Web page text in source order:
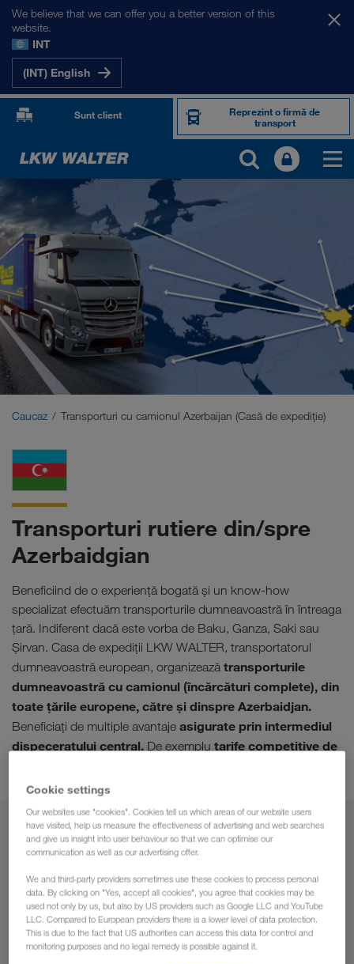
We believe that we can offer you a better version of this
website.
INT
(INT) English
Sunt client
Reprezint o firmă de
transport
PIEȚELE NOASTRE
Europa
Asia Centrală
Rusia
Orientul Mijlociu
Caucaz Transporturi cu camionul Azerbaijan (Casă de expediţie)
Transporturi rutiere din/spre
Azerbaidgian
Beneficiind de o experiență bogată și un know-how
specializat efectuăm transporturile dumneavoastră în întreaga
țară. Indiferent dacă este vorba de Baku, Ganza, Saki sau
Şirvan. Casa de expediţii LKW WALTER, transportatorul
dumneavoastră european, organizează transporturile
dumneavoastră cu camionul (încărcături complete), din
toate ţările europene, către şi dinspre Azerbaidjan.
Beneficiați de multiple avantaje asigurate prin intermediul
dispeceratului central. De exemplu tarife competitive de
Din
Spre
Cookie settings
Our websites use "cookies". Cookies tell us which areas of our website users
have visited, help us measure the effectiveness of advertising and web searches
and give us insight into user behaviour so that we can optimise our
communication as well as our advertising offer.
We and third-party providers sometimes use these cookies to process personal
data. By clicking on "Yes, accept all cookies", you agree that cookies may be
used not only by us, but also by US providers such as Google LLC and YouTube
LLC. Compared to European providers there is a lower level of data protection.
This is due to the fact that US authorities can access this data for control and
monitoring purposes and no legal remedy is possible against it.